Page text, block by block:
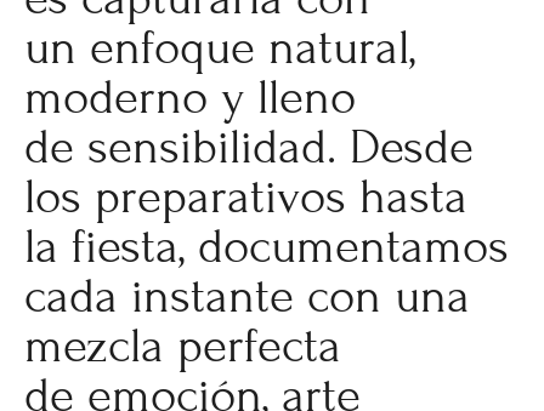
un enfoque natural,
moderno y lleno
de sensibilidad. Desde
los preparativos hasta
la fiesta, documentamos
cada instante con una
mezcla perfecta
de emoción, arte